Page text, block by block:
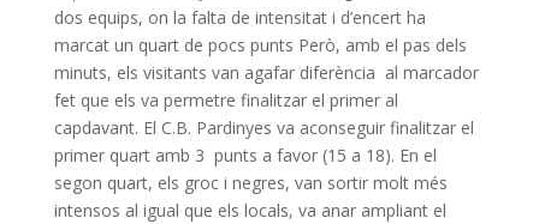
dos equips, on la falta de intensitat i d’encert ha
marcat un quart de pocs punts Però, amb el pas dels
minuts, els visitants van agafar diferència al marcador
fet que els va permetre finalitzar el primer al
capdavant. El C.B. Pardinyes va aconseguir finalitzar el
primer quart amb 3 punts a favor (15 a 18). En el
segon quart, els groc i negres, van sortir molt més
intensos al igual que els locals, va anar ampliant el